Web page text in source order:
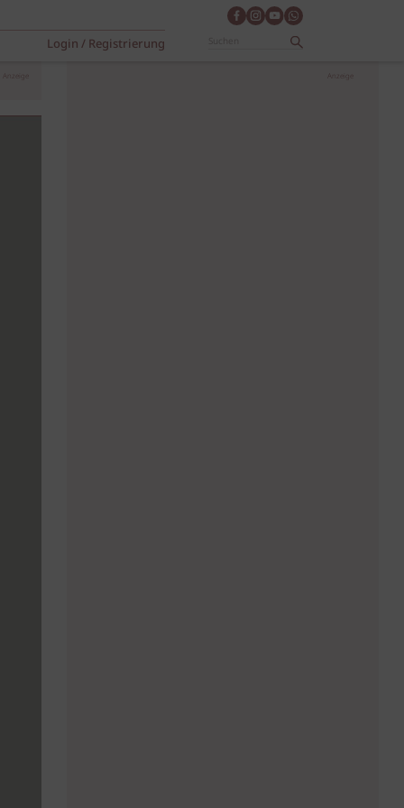
Login / Registrierung
Anzeige Anzeige